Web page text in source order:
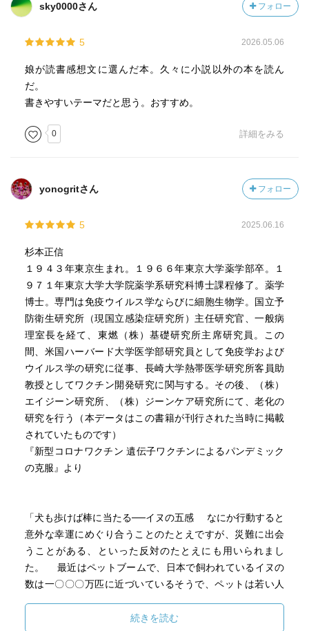
sky0000さん フォロー
5 2026.05.06
娘が読書感想文に選んだ本。久々に小説以外の本を読ん
だ。
書きやすいテーマだと思う。おすすめ。
0 詳細をみる
yonogritさん フォロー
5 2025.06.16
杉本正信
１９４３年東京生まれ。１９６６年東京大学薬学部卒。１
９７１年東京大学大学院薬学系研究科博士課程修了。薬学
博士。専門は免疫ウイルス学ならびに細胞生物学。国立予
防衛生研究所（現国立感染症研究所）主任研究官、一般病
理室長を経て、東燃（株）基礎研究所主席研究員。この
間、米国ハーバード大学医学部研究員として免疫学および
ウイルス学の研究に従事、長崎大学熱帯医学研究所客員助
教授としてワクチン開発研究に関与する。その後、（株）
エイジーン研究所、（株）ジーンケア研究所にて、老化の
研究を行う（本データはこの書籍が刊行された当時に掲載
されていたものです）
『新型コロナワクチン 遺伝子ワクチンによるパンデミック
の克服』より
「犬も歩けば棒に当たる──イヌの五感 なにか行動すると
意外な幸運にめぐり合うことのたとえですが、災難に出会
うことがある、といった反対のたとえにも用いられまし
た。 最近はペットブームで、日本で飼われているイヌの
数は一〇〇〇万匹に近づいているそうで、ペットは若い人
ています。 江戸時代には、五代将軍徳川綱吉の「生類憐
続きを読む